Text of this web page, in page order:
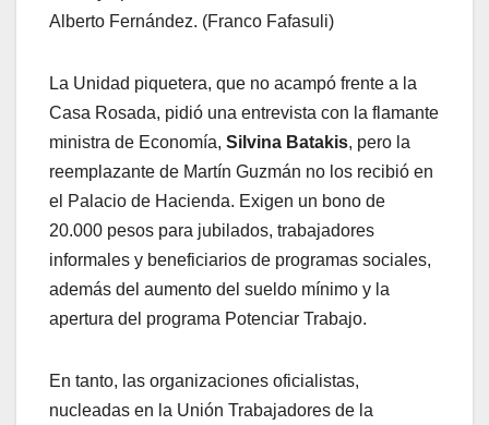
Alberto Fernández. (Franco Fafasuli)
La Unidad piquetera, que no acampó frente a la
Casa Rosada, pidió una entrevista con la flamante
ministra de Economía, Silvina Batakis, pero la
reemplazante de Martín Guzmán no los recibió en
el Palacio de Hacienda. Exigen un bono de
20.000 pesos para jubilados, trabajadores
informales y beneficiarios de programas sociales,
además del aumento del sueldo mínimo y la
apertura del programa Potenciar Trabajo.
En tanto, las organizaciones oficialistas,
nucleadas en la Unión Trabajadores de la